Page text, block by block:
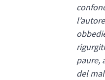
paure,
del